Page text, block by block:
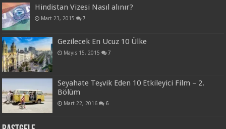
Hindistan Vizesi Nasıl alınır?
Mart 23, 2015 7
Gezilecek En Ucuz 10 Ülke
Mayıs 15, 2015 7
Seyahate Teşvik Eden 10 Etkileyici Film – 2.
Bölüm
Mart 22, 2016 6